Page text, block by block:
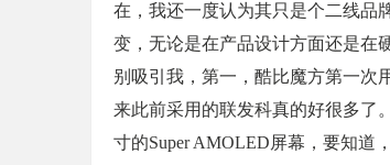
在，我还一度认为其只是个二线品
变，无论是在产品设计方面还是在
别吸引我，第一，酷比魔方第一次
来此前采用的联发科真的好很多了
寸的Super AMOLED屏幕，要知道